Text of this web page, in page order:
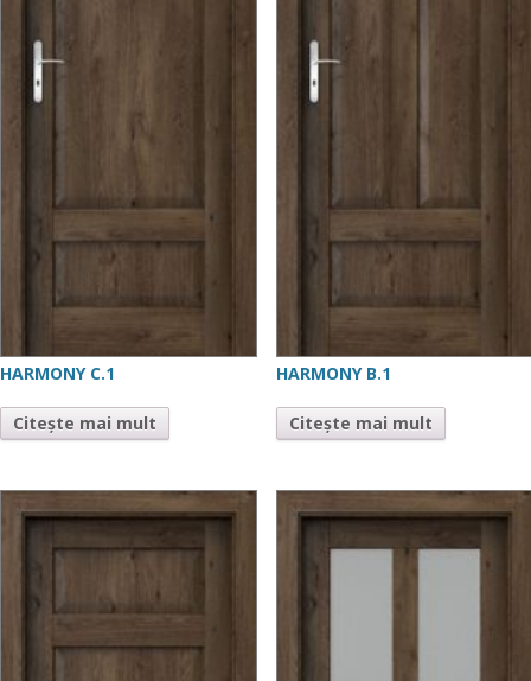
HARMONY C.1
Citește mai mult
HARMONY B.1
Citește mai mult